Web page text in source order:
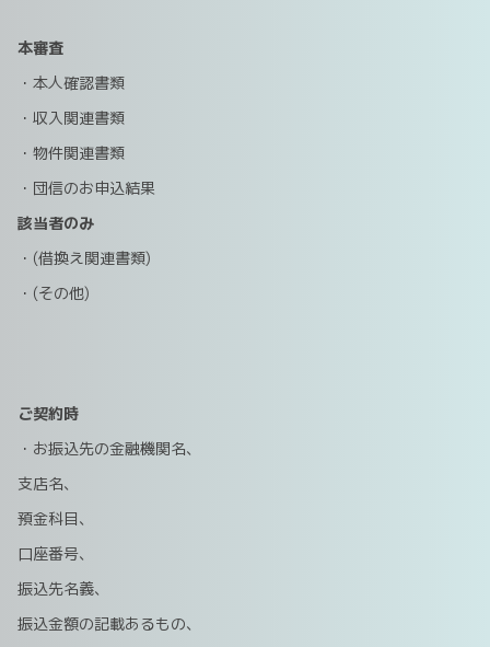
本審査
・本人確認書類
・収入関連書類
・物件関連書類
・団信のお申込結果
該当者のみ
・(借換え関連書類)
・(その他)
ご契約時
・お振込先の金融機関名、
支店名、
預金科目、
口座番号、
振込先名義、
振込金額の記載あるもの、